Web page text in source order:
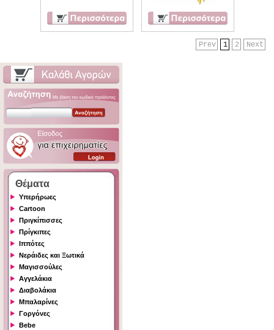
Next
2
1
Prev
Θέματα
Υπερήρωες
Cartoon
Πριγκίπισσες
Πρίγκιπες
Ιππότες
Νεράιδες και Ξωτικά
Μαγισσούλες
Αγγελάκια
Διαβολάκια
Μπαλαρίνες
Γοργόνες
Bebe